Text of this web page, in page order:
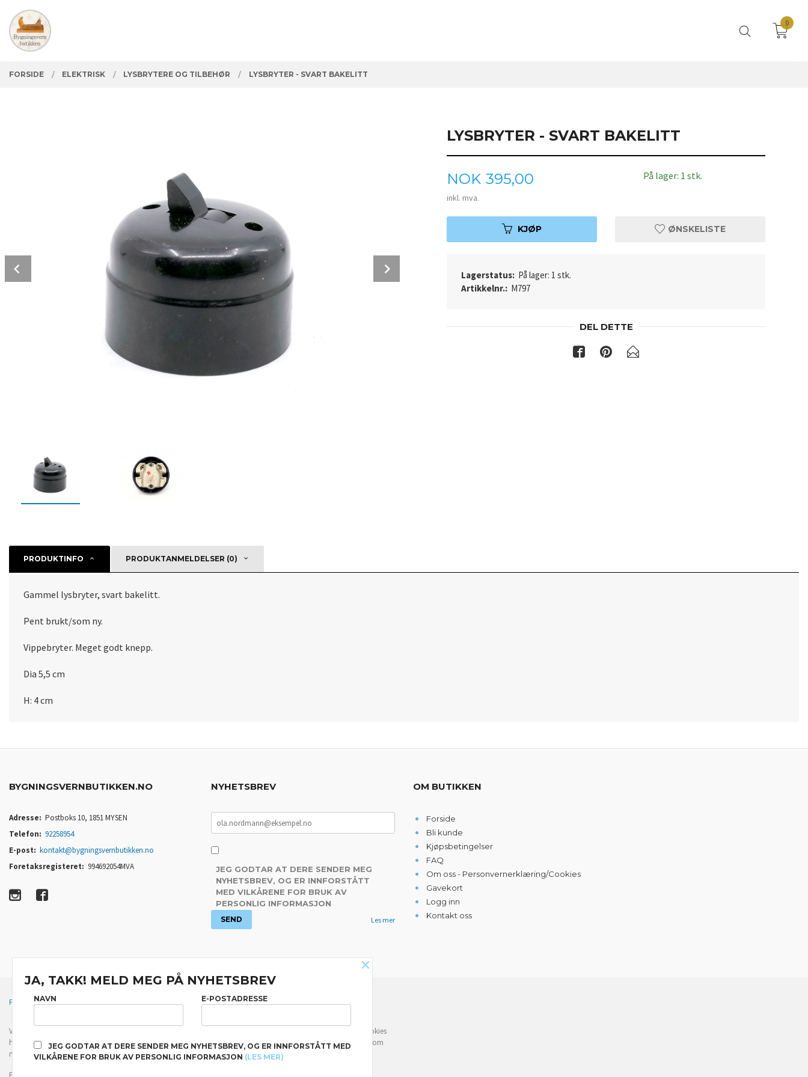
innholdet
PRODUKTER
Lukk
0
FORSIDE ELEKTRISK LYSBRYTERE OG TILBEHØR LYSBRYTER - SVART BAKELITT
LYSBRYTER - SVART BAKELITT
Pris
NOK 395,00
inkl. mva.
På lager: 1 stk.
KJØP ØNSKELISTE
Lagerstatus: På lager: 1 stk.
Artikkelnr.: M797
DEL DETTE
PRODUKTINFO PRODUKTANMELDELSER (0)
Gammel lysbryter, svart bakelitt.
Pent brukt/som ny.
Vippebryter. Meget godt knepp.
Dia 5,5 cm
H: 4 cm
BYGNINGSVERNBUTIKKEN.NO
Adresse: Postboks 10, 1851 MYSEN
Telefon: 92258954
E-post: kontakt@bygningsvernbutikken.no
Foretaksregisteret: 994692054MVA
NYHETSBREV
JEG GODTAR AT DERE SENDER MEG
NYHETSBREV, OG ER INNFORSTÅTT
MED VILKÅRENE FOR BRUK AV
PERSONLIG INFORMASJON
Les mer
OM BUTIKKEN
Forside
Bli kunde
Kjøpsbetingelser
FAQ
Om oss - Personvernerklæring/Cookies
Gavekort
Logg inn
Kontakt oss
FRAKT KJØPSBETINGELSER SIKKERHET OG PERSONVERN NYHETSBREV
Vår nettbutikk bruker cookies slik at du får en bedre kjøpsopplevelse og vi kan yte deg bedre service. Vi bruker cookies
hovedsaklig til å lagre innloggingsdetaljer og huske hva du har puttet i handlekurven din. Fortsett å bruke siden som
normalt om du godtar dette.Les merellerendre innstillinger for cookies.
Powered by
×
JA, TAKK! MELD MEG PÅ NYHETSBREV
NAVN E-POSTADRESSE
JEG GODTAR AT DERE SENDER MEG NYHETSBREV, OG ER INNFORSTÅTT MED
VILKÅRENE FOR BRUK AV PERSONLIG INFORMASJON (LES MER)